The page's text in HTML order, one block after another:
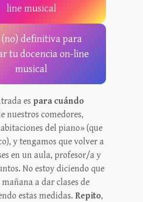
line musical
(no) definitiva para
tu docencia on-line
musical
es para cuándo
nuestros comedores,
del piano» (que
y tengamos que volver a
en un aula, profesor/a y
No estoy diciendo que
a dar clases de
estas medidas. Repito,